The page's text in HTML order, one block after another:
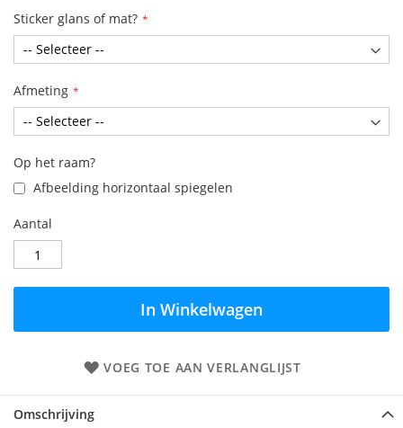
Sticker glans of mat?
Afmeting
Op het raam?
Afbeelding horizontaal spiegelen
Aantal
In Winkelwagen
VOEG TOE AAN VERLANGLIJST
Omschrijving